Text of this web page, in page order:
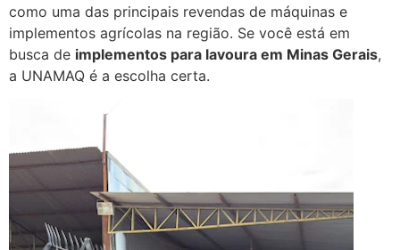
como uma das principais revendas de máquinas e
implementos agrícolas na região. Se você está em
busca de implementos para lavoura em Minas Gerais,
a UNAMAQ é a escolha certa.